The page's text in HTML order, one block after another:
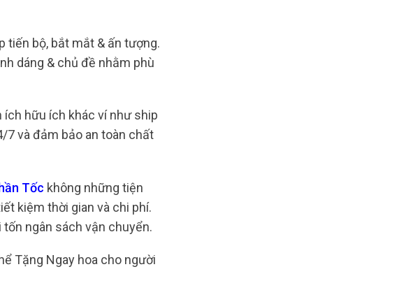
tiến bộ, bắt mắt & ấn tượng.
dáng & chủ đề nhằm phù
hữu ích khác ví như ship
7 và đảm bảo an toàn chất
Tốc không những tiện
kiệm thời gian và chi phí.
ngân sách vận chuyển.
Tặng Ngay hoa cho người